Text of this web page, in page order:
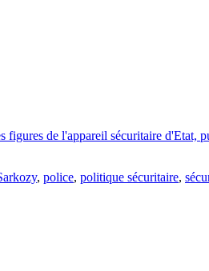
figures de l'appareil sécuritaire d'Etat,
, police, politique sécuritaire,